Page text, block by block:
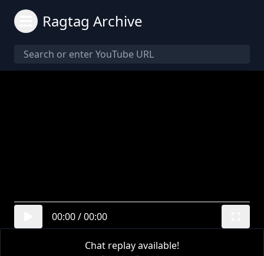
Ragtag Archive
00:00/00:00
Chat replay available!